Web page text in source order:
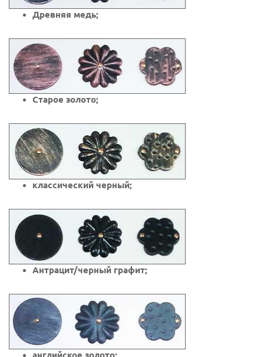
Древняя медь;
Старое золото;
классический черный;
Антрацит/черный графит;